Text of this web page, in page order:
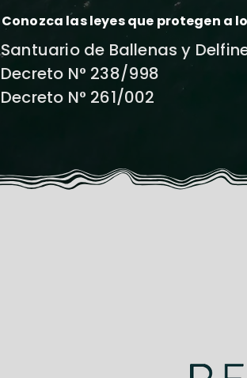
Conozca las leyes que protegen a
Santuario de Ballenas y
Decreto N° 238/998
Decreto N° 261/002